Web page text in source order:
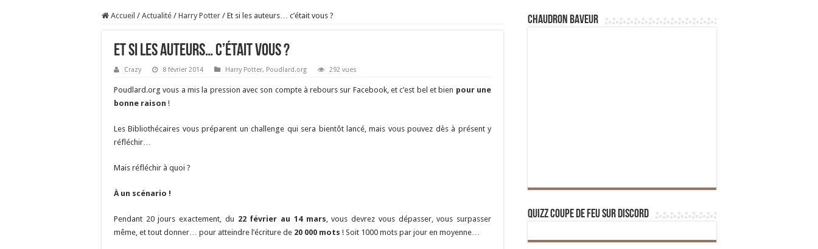
Accueil / Actualité / Harry Potter / Et si les auteurs… c’était vous ?
Et si les auteurs… c’était vous ?
Crazy 8 février 2014 Harry Potter, Poudlard.org 292 vues
Poudlard.org vous a mis la pression avec son compte à rebours sur Facebook, et c’est bel et bien pour une
bonne raison !
Les Bibliothécaires vous préparent un challenge qui sera bientôt lancé, mais vous pouvez dès à présent y
réfléchir…
Mais réfléchir à quoi ?
À un scénario !
Pendant 20 jours exactement, du 22 février au 14 mars, vous devrez vous dépasser, vous surpasser
même, et tout donner… pour atteindre l’écriture de 20 000 mots ! Soit 1000 mots par jour en moyenne…
Chaudron Baveur
Quizz Coupe de Feu sur Discord